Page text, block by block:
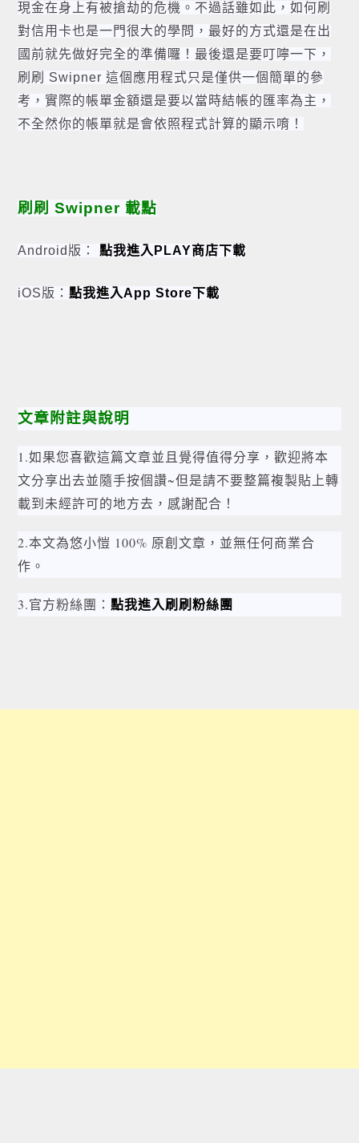
現金在身上有被搶劫的危機。不過話雖如此，如何刷
對信用卡也是一門很大的學問，最好的方式還是在出
國前就先做好完全的準備囉！最後還是要叮嚀一下，
刷刷 Swipner 這個應用程式只是僅供一個簡單的參
考，實際的帳單金額還是要以當時結帳的匯率為主，
不全然你的帳單就是會依照程式計算的顯示唷！
刷刷 Swipner 載點
Android版： 點我進入PLAY商店下載
iOS版： 點我進入App Store下載
文章附註與說明
1.如果您喜歡這篇文章並且覺得值得分享，歡迎將本
文分享出去並隨手按個讚~但是請不要整篇複製貼上轉
載到未經許可的地方去，感謝配合！
2.本文為悠小愷 100% 原創文章，並無任何商業合
作。
3.官方粉絲團： 點我進入刷刷粉絲團